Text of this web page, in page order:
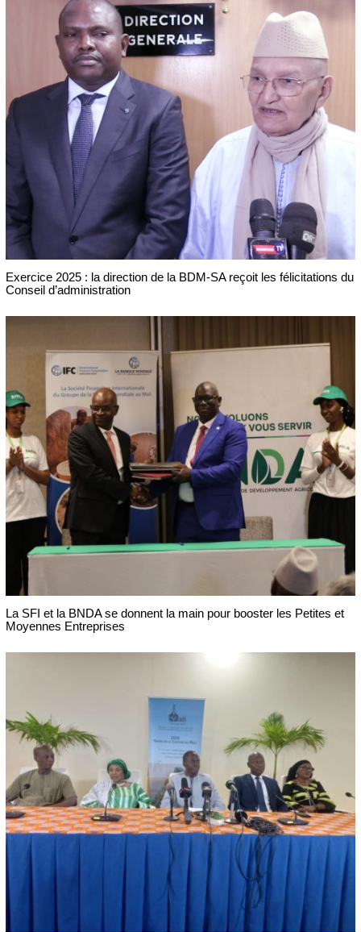
Exercice 2025 : la direction de la BDM-SA reçoit les félicitations du
Conseil d’administration
La SFI et la BNDA se donnent la main pour booster les Petites et
Moyennes Entreprises